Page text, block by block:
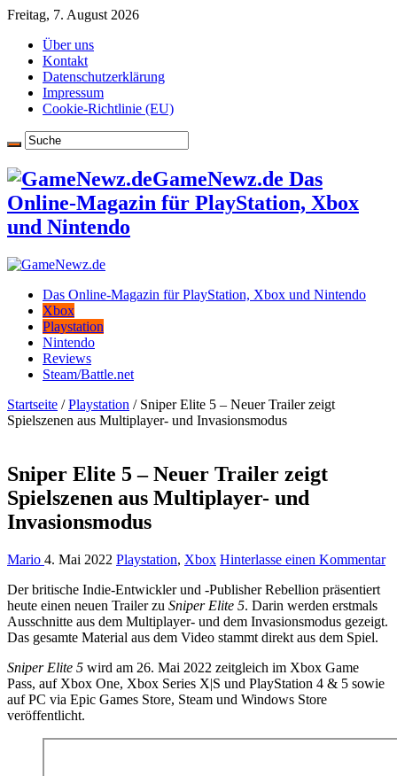
Freitag, 7. August 2026
Über uns
Kontakt
Datenschutzerklärung
Impressum
Cookie-Richtlinie (EU)
GameNewz.de Das
Online-Magazin für PlayStation, Xbox
und Nintendo
Das Online-Magazin für PlayStation, Xbox und Nintendo
Xbox
Playstation
Nintendo
Reviews
Steam/Battle.net
Startseite / Playstation / Sniper Elite 5 – Neuer Trailer zeigt
Spielszenen aus Multiplayer- und Invasionsmodus
Sniper Elite 5 – Neuer Trailer zeigt
Spielszenen aus Multiplayer- und
Invasionsmodus
Mario 4. Mai 2022 Playstation, Xbox Hinterlasse einen Kommentar
Der britische Indie-Entwickler und -Publisher Rebellion präsentiert
heute einen neuen Trailer zu Sniper Elite 5. Darin werden erstmals
Ausschnitte aus dem Multiplayer- und dem Invasionsmodus gezeigt.
Das gesamte Material aus dem Video stammt direkt aus dem Spiel.
Sniper Elite 5 wird am 26. Mai 2022 zeitgleich im Xbox Game
Pass, auf Xbox One, Xbox Series X|S und PlayStation 4 & 5 sowie
auf PC via Epic Games Store, Steam und Windows Store
veröffentlicht.